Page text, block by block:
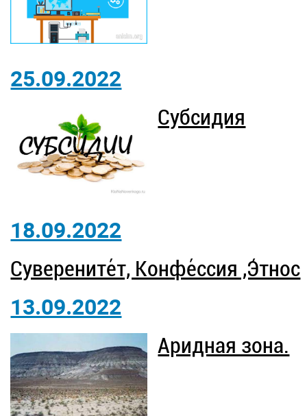
25.09.2022
Субсидия
18.09.2022
Суверените́т, Конфе́ссия ,Э́тнос
13.09.2022
Аридная зона.